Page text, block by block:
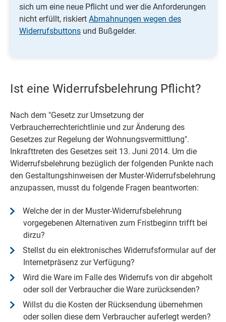
sich um eine neue Pflicht und wer die Anforderungen
nicht erfüllt, riskiert Abmahnungen wegen des
Widerrufsbuttons und Bußgelder.
Ist eine Widerrufsbelehrung Pflicht?
Nach dem "Gesetz zur Umsetzung der
Verbraucherrechterichtlinie und zur Änderung des
Gesetzes zur Regelung der Wohnungsvermittlung".
Inkrafttreten des Gesetzes seit 13. Juni 2014. Um die
Widerrufsbelehrung bezüglich der folgenden Punkte nach
den Gestaltungshinweisen der Muster-Widerrufsbelehrung
anzupassen, musst du folgende Fragen beantworten:
Welche der in der Muster-Widerrufsbelehrung
vorgegebenen Alternativen zum Fristbeginn trifft bei
dirzu?
Stellst du ein elektronisches Widerrufsformular auf der
Internetpräsenz zur Verfügung?
Wird die Ware im Falle des Widerrufs von dir abgeholt
oder soll der Verbraucher die Ware zurücksenden?
Willst du die Kosten der Rücksendung übernehmen
oder sollen diese dem Verbraucher auferlegt werden?